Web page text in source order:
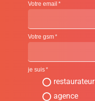
Votre email
Votre gsm
je suis
restaurateur
agence